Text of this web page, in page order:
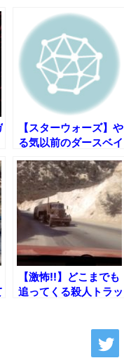
相互RSS
【スターウォーズ】や
る気以前のダースベイ
ダーのテーマ
【激怖!!】どこまでも
追ってくる殺人トラッ